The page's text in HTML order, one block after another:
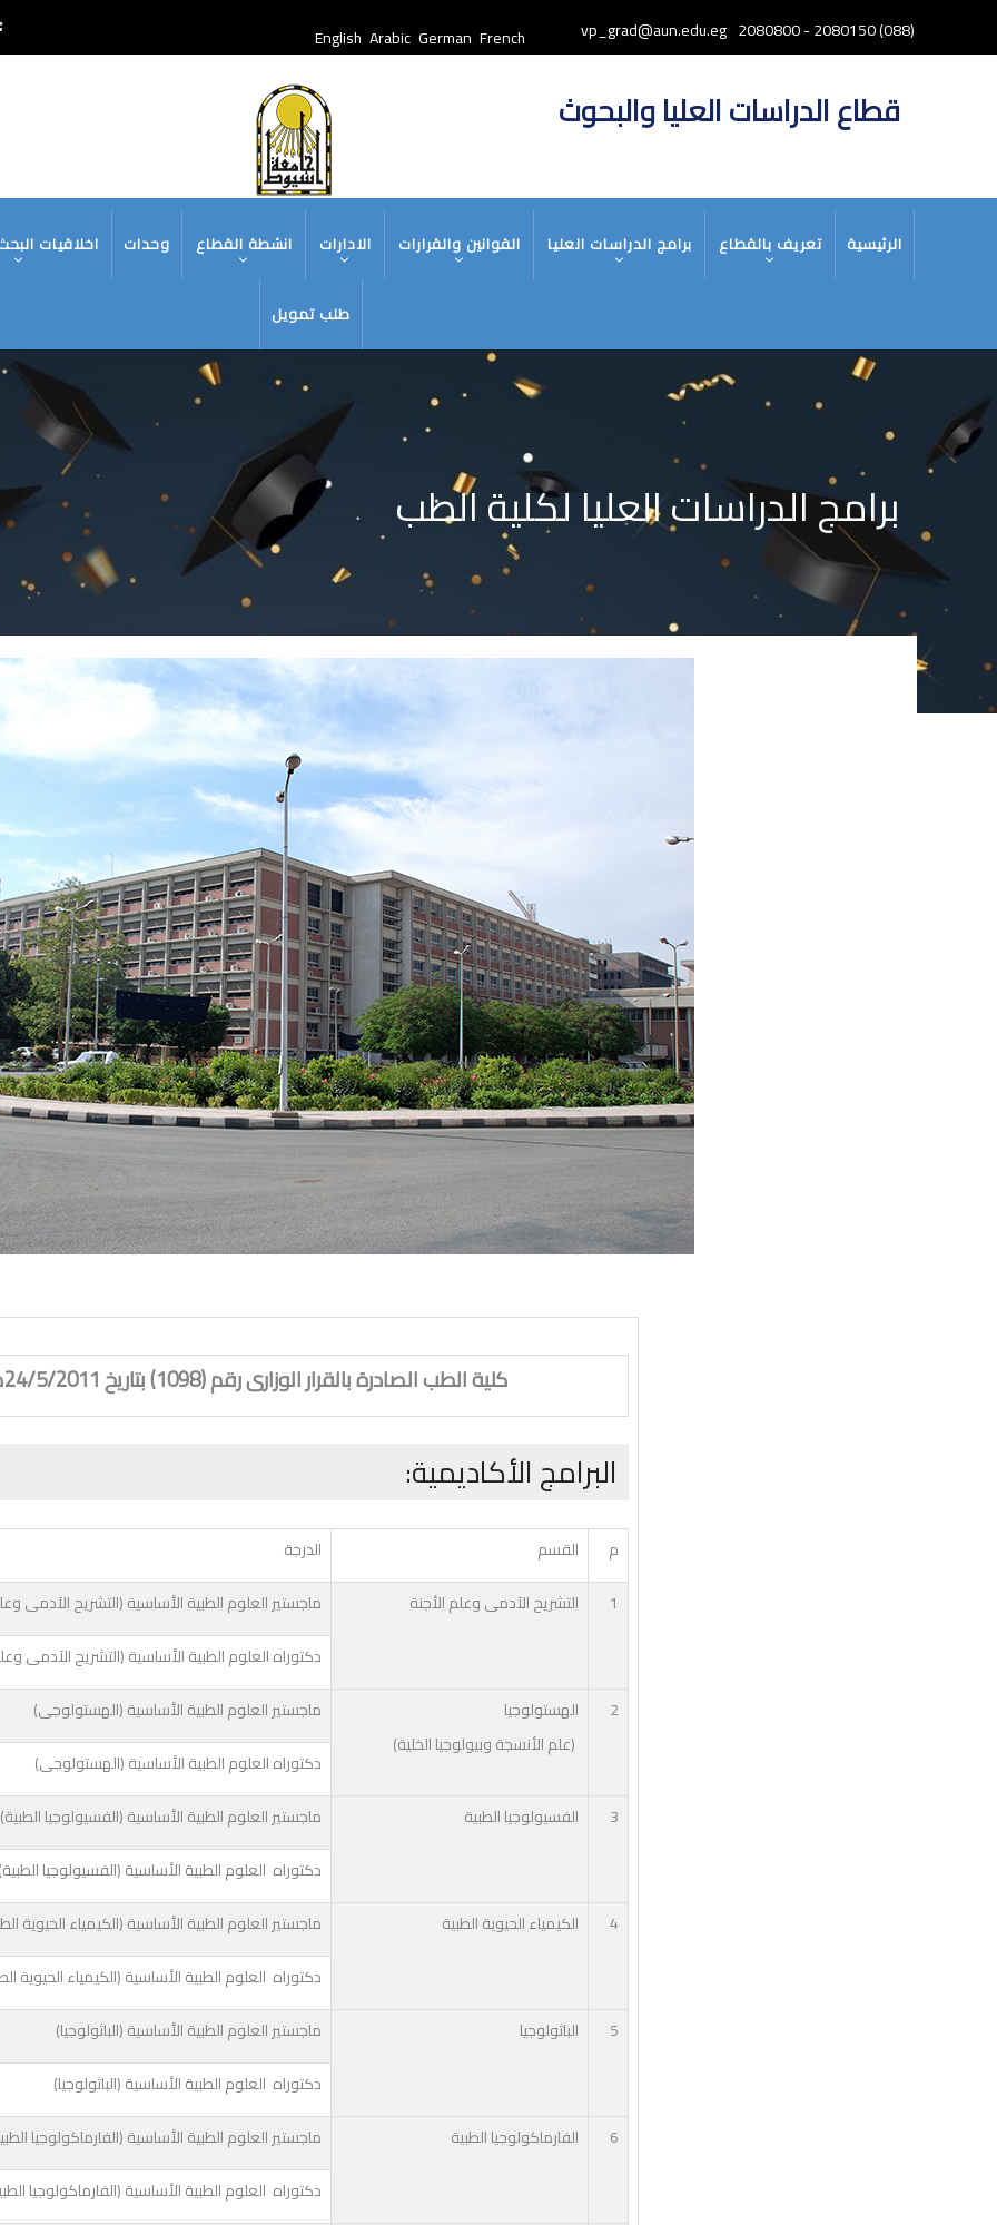
المحتوى
(088) 2080150 - 2080800
vp_grad@aun.edu.eg
English Arabic German French
قطاع الدراسات العليا والبحوث
NAVIGATION
الرئيسية تعريف بالقطاع برامج الدراسات العليا القوانين والقرارات الادارات انشطة القطاع وحدات اخلاقيات
طلب تمويل
برامج الدراسات العليا لكلية الطب
كلية الطب الصادرة بالقرار الوزارى رقم (1098) بتاريخ 24/5/2011م
البرامج الأكاديمية:
م القسم
الدرجة
1
التشريح الآدمى وعلم الأجنة
ماجستير العلوم الطبية الأساسية (التشريح الآدمى
دكتوراه العلوم الطبية الأساسية (التشريح الآدمى
2
الهستولوجيا
(علم الأنسجة وبيولوجيا الخلية)
ماجستير العلوم الطبية الأساسية (الهستولوجى)
دكتوراه العلوم الطبية الأساسية (الهستولوجى)
3
الفسيولوجيا الطبية
ماجستير العلوم الطبية الأساسية (الفسيولوجيا الطبية)
دكتوراه العلوم الطبية الأساسية (الفسيولوجيا الطبية)
4
الكيمياء الحيوية الطبية
ماجستير العلوم الطبية الأساسية (الكيمياء الحيوية
دكتوراه العلوم الطبية الأساسية (الكيمياء الحيوية
5
الباثولوجيا
ماجستير العلوم الطبية الأساسية (الباثولوجيا)
دكتوراه العلوم الطبية الأساسية (الباثولوجيا)
6
الفارماكولوجيا الطبية
ماجستير العلوم الطبية الأساسية (الفارماكولوجيا
دكتوراه العلوم الطبية الأساسية (الفارماكولوجيا